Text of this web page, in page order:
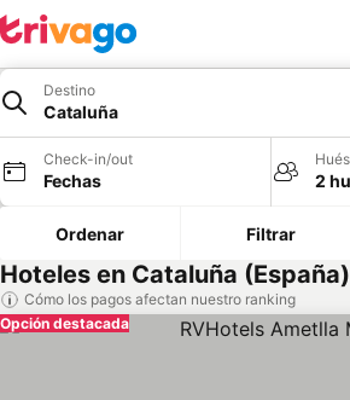
Destino
Cataluña
Check-in/out
Fechas 2
Ordenar Filtrar
Hoteles en Cataluña (España)
Cómo los pagos afectan nuestro ranking
Opción destacada